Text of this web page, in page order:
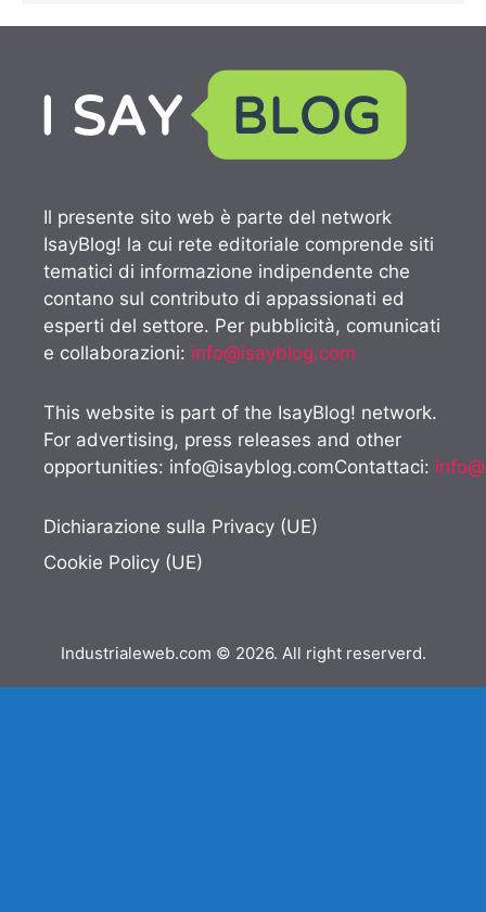
Il presente sito web è parte del network
IsayBlog! la cui rete editoriale comprende siti
tematici di informazione indipendente che
contano sul contributo di appassionati ed
esperti del settore. Per pubblicità, comunicati
e collaborazioni: info@isayblog.com
This website is part of the IsayBlog! network.
For advertising, press releases and other
opportunities: info@isayblog.comContattaci:
Dichiarazione sulla Privacy (UE)
Cookie Policy (UE)
Industrialeweb.com © 2026. All right reserverd.